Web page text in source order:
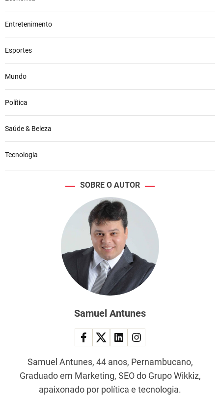
Entretenimento
Esportes
Mundo
Política
Saúde & Beleza
Tecnologia
SOBRE O AUTOR
Samuel Antunes
Samuel Antunes, 44 anos, Pernambucano,
Graduado em Marketing, SEO do Grupo Wikkiz,
apaixonado por política e tecnologia.